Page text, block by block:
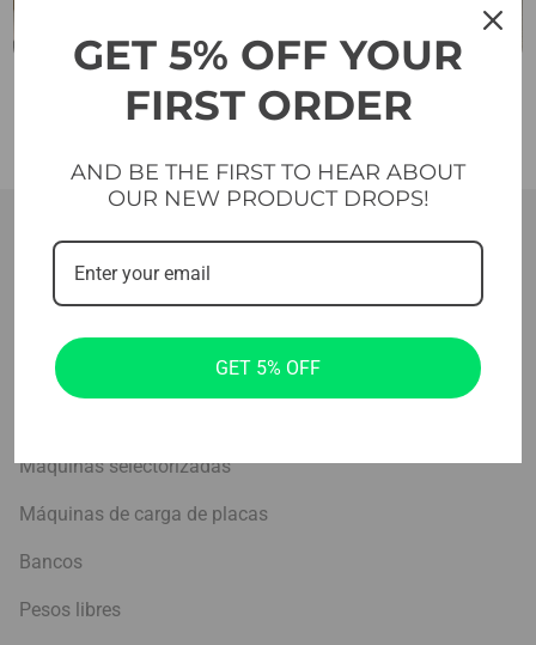
Productos
Máquinas selectorizadas
Máquinas de carga de placas
Bancos
Pesos libres
GET 5% OFF YOUR
FIRST ORDER
AND BE THE FIRST TO HEAR ABOUT
OUR NEW PRODUCT DROPS!
GET 5% OFF